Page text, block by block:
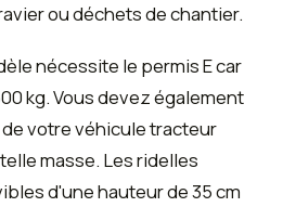
ou déchets de chantier.
nécessite le permis E car
kg. Vous devez également
votre véhicule tracteur
masse. Les ridelles
d'une hauteur de 35 cm